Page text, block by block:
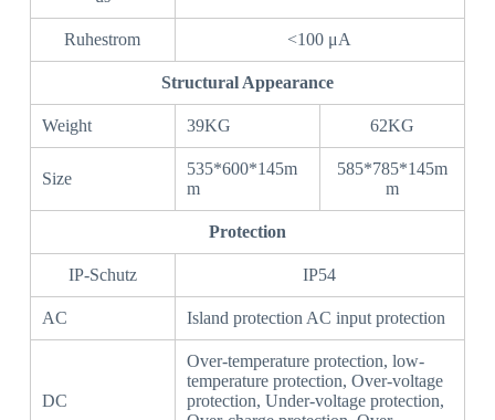
Ruhestrom <100 μA
Structural Appearance
Weight 39KG 62KG
Size
535*600*145m
m
585*785*145m
m
Protection
IP-Schutz IP54
AC Island protection AC input protection
DC
Over-temperature protection, low-
temperature protection, Over-voltage
protection, Under-voltage protection,